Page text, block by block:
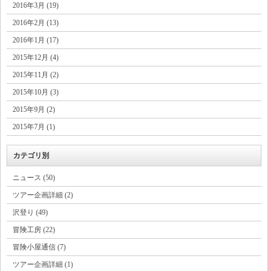
2016年3月 (19)
2016年2月 (13)
2016年1月 (17)
2015年12月 (4)
2015年11月 (2)
2015年10月 (3)
2015年9月 (2)
2015年7月 (1)
カテゴリ別
ニュース (50)
ツアー企画詳細 (2)
沢登り (49)
冒険工房 (22)
冒険小屋通信 (7)
ツアー企画詳細 (1)